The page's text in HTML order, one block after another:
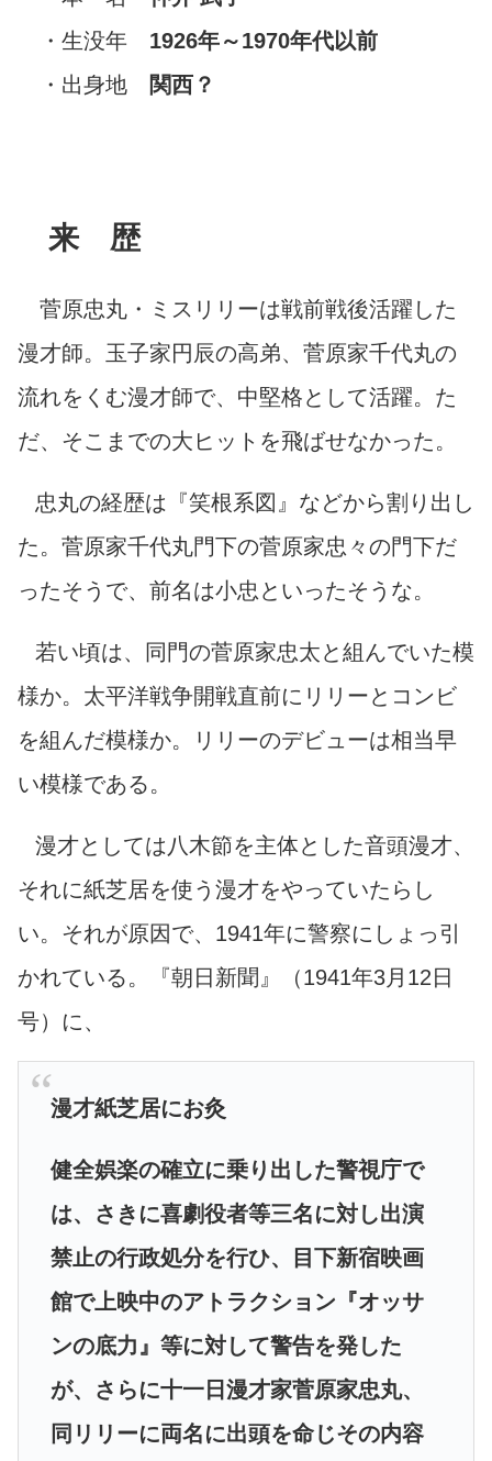
・生没年 1926年～1970年代以前
・出身地
関西？
来 歴
菅原忠丸・ミスリリーは戦前戦後活躍した
漫才師。玉子家円辰の高弟、菅原家千代丸の
流れをくむ漫才師で、中堅格として活躍。た
だ、そこまでの大ヒットを飛ばせなかった。
忠丸の経歴は『笑根系図』などから割り出し
た。菅原家千代丸門下の菅原家忠々の門下だ
ったそうで、前名は小忠といったそうな。
若い頃は、同門の菅原家忠太と組んでいた模
様か。太平洋戦争開戦直前にリリーとコンビ
を組んだ模様か。リリーのデビューは相当早
い模様である。
漫才としては八木節を主体とした音頭漫才、
それに紙芝居を使う漫才をやっていたらし
い。それが原因で、1941年に警察にしょっ引
かれている。『朝日新聞』（1941年3月12日
号）に、
漫才紙芝居にお灸
健全娯楽の確立に乗り出した警視庁で
は、さきに喜劇役者等三名に対し出演
禁止の行政処分を行ひ、目下新宿映画
館で上映中のアトラクション『オッサ
ンの底力』等に対して警告を発した
が、さらに十一日漫才家菅原家忠丸、
同リリーに両名に出頭を命じその内容